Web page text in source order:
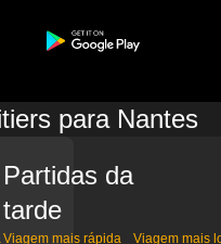
para Nantes
Partidas da
tarde
Viagem mais rápida Viagem mais